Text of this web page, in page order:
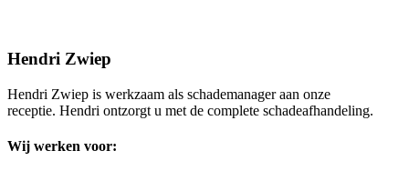
Hendri Zwiep
Hendri Zwiep is werkzaam als schademanager aan onze
receptie. Hendri ontzorgt u met de complete schadeafhandeling.
Wij werken voor: